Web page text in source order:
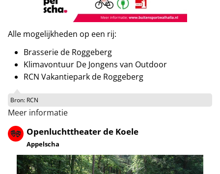
Alle mogelijkheden op een rij:
Brasserie de Roggeberg
Klimavontuur De Jongens van Outdoor
RCN Vakantiepark de Roggeberg
Bron: RCN
Meer informatie
Openluchttheater de Koele
Appelscha